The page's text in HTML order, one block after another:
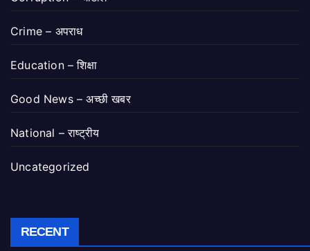
Crime – अपराध
Education – शिक्षा
Good News – अच्छी खबर
National – राष्ट्रीय
Uncategorized
RECENT